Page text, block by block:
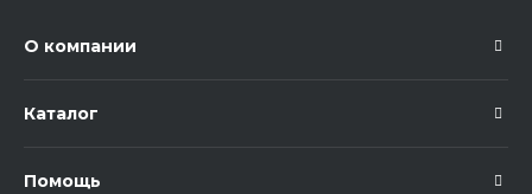
О компании
Каталог
Помощь